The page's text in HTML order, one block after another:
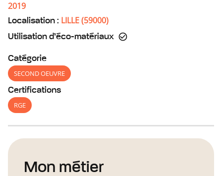
2019
Localisation : LILLE(59000)
Utilisation d’éco-matériaux
Catégorie
SECOND OEUVRE
Certifications
RGE
Mon métier